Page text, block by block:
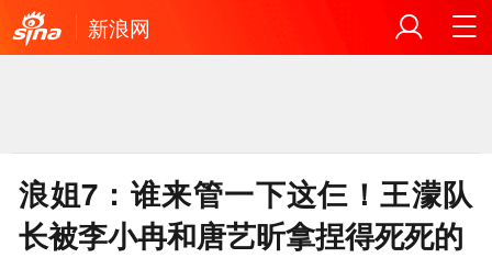
新浪网
浪姐7：谁来管一下这仨！王濛队
长被李小冉和唐艺昕拿捏得死死的